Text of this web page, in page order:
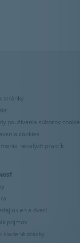
stránky
používania súborov cookie
cookies
nekalých praktík
okien a dverí
pojmov
kladené otázky